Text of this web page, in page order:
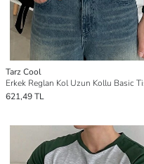
Tarz Cool
621,49 TL